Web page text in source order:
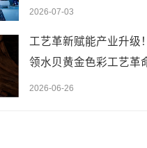
2026-07-03
工艺革新赋能产业升级
领水贝黄金色彩工艺革
2026-06-26